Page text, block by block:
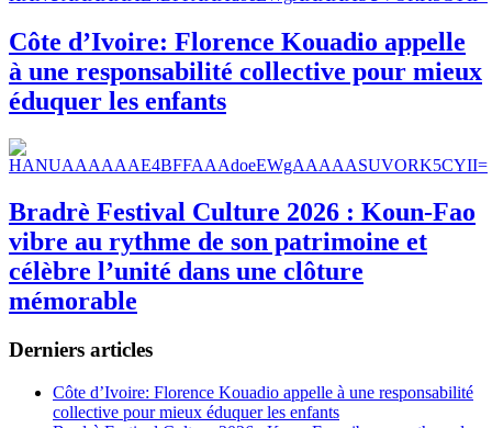
Côte d’Ivoire: Florence Kouadio appelle
à une responsabilité collective pour mieux
éduquer les enfants
Bradrè Festival Culture 2026 : Koun-Fao
vibre au rythme de son patrimoine et
célèbre l’unité dans une clôture
mémorable
Derniers articles
Côte d’Ivoire: Florence Kouadio appelle à une responsabilité
collective pour mieux éduquer les enfants